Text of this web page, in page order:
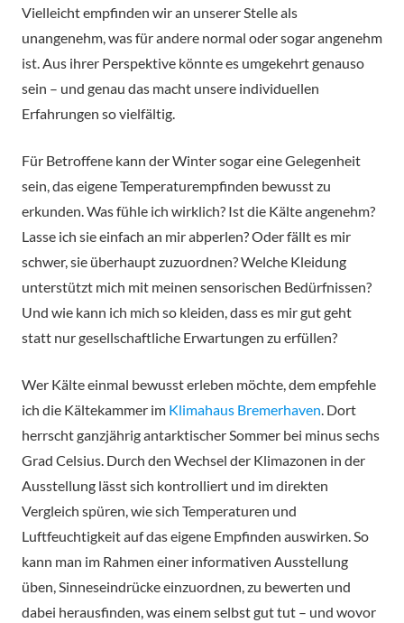
Vielleicht empfinden wir an unserer Stelle als
unangenehm, was für andere normal oder sogar angenehm
ist. Aus ihrer Perspektive könnte es umgekehrt genauso
sein – und genau das macht unsere individuellen
Erfahrungen so vielfältig.
Für Betroffene kann der Winter sogar eine Gelegenheit
sein, das eigene Temperaturempfinden bewusst zu
erkunden. Was fühle ich wirklich? Ist die Kälte angenehm?
Lasse ich sie einfach an mir abperlen? Oder fällt es mir
schwer, sie überhaupt zuzuordnen? Welche Kleidung
unterstützt mich mit meinen sensorischen Bedürfnissen?
Und wie kann ich mich so kleiden, dass es mir gut geht
statt nur gesellschaftliche Erwartungen zu erfüllen?
Wer Kälte einmal bewusst erleben möchte, dem empfehle
ich die Kältekammer im Klimahaus Bremerhaven . Dort
herrscht ganzjährig antarktischer Sommer bei minus sechs
Grad Celsius. Durch den Wechsel der Klimazonen in der
Ausstellung lässt sich kontrolliert und im direkten
Vergleich spüren, wie sich Temperaturen und
Luftfeuchtigkeit auf das eigene Empfinden auswirken. So
kann man im Rahmen einer informativen Ausstellung
üben, Sinneseindrücke einzuordnen, zu bewerten und
dabei herausfinden, was einem selbst gut tut – und wovor